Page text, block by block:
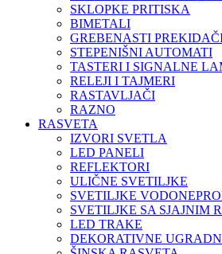
SKLOPKE PRITISKA
BIMETALI
GREBENASTI
STEPENIŠNI AUTOMATI
TASTERI I SIGNALNE
RELEJI I TAJMERI
RASTAVLJAČI
RAZNO
RASVETA
IZVORI SVETLA
LED PANELI
REFLEKTORI
ULIČNE SVETILJKE
SVETILJKE
SVETILJKE SA SJAJNIM
LED TRAKE
DEKORATIVNE